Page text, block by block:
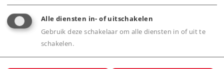
Alle diensten in- of uitschakelen
Gebruik deze schakelaar om alle diensten in of uit te
schakelen.